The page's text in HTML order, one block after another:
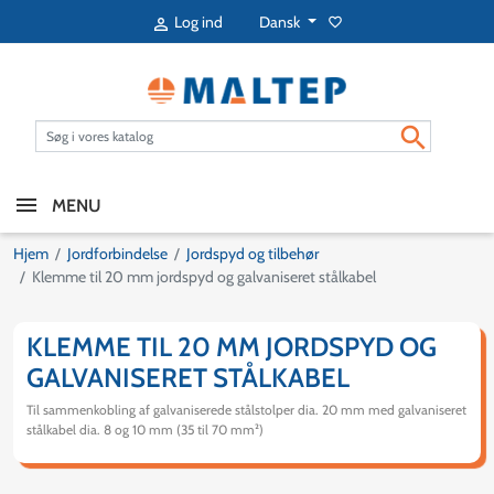
 Log ind Dansk favorite_border

MENU
Hjem Jordforbindelse
Jordspyd og tilbehør
Klemme til 20 mm jordspyd og galvaniseret stålkabel
KLEMME TIL 20 MM JORDSPYD OG
GALVANISERET STÅLKABEL
Til sammenkobling af galvaniserede stålstolper dia. 20 mm med galvaniseret
stålkabel dia. 8 og 10 mm (35 til 70 mm²)